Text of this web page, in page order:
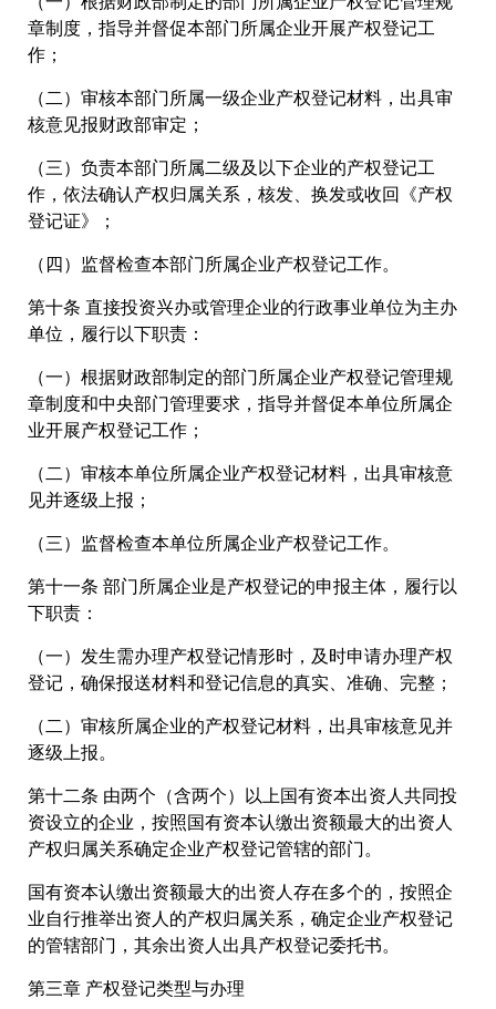
章制度，指导并督促本部门所属企业开展产权登记工
作；
（二）审核本部门所属一级企业产权登记材料，出具审
核意见报财政部审定；
（三）负责本部门所属二级及以下企业的产权登记工
作，依法确认产权归属关系，核发、换发或收回《产权
登记证》；
（四）监督检查本部门所属企业产权登记工作。
第十条 直接投资兴办或管理企业的行政事业单位为主办
单位，履行以下职责：
（一）根据财政部制定的部门所属企业产权登记管理规
章制度和中央部门管理要求，指导并督促本单位所属企
业开展产权登记工作；
（二）审核本单位所属企业产权登记材料，出具审核意
见并逐级上报；
（三）监督检查本单位所属企业产权登记工作。
第十一条 部门所属企业是产权登记的申报主体，履行以
下职责：
（一）发生需办理产权登记情形时，及时申请办理产权
登记，确保报送材料和登记信息的真实、准确、完整；
（二）审核所属企业的产权登记材料，出具审核意见并
逐级上报。
第十二条 由两个（含两个）以上国有资本出资人共同投
资设立的企业，按照国有资本认缴出资额最大的出资人
产权归属关系确定企业产权登记管辖的部门。
国有资本认缴出资额最大的出资人存在多个的，按照企
业自行推举出资人的产权归属关系，确定企业产权登记
的管辖部门，其余出资人出具产权登记委托书。
第三章 产权登记类型与办理